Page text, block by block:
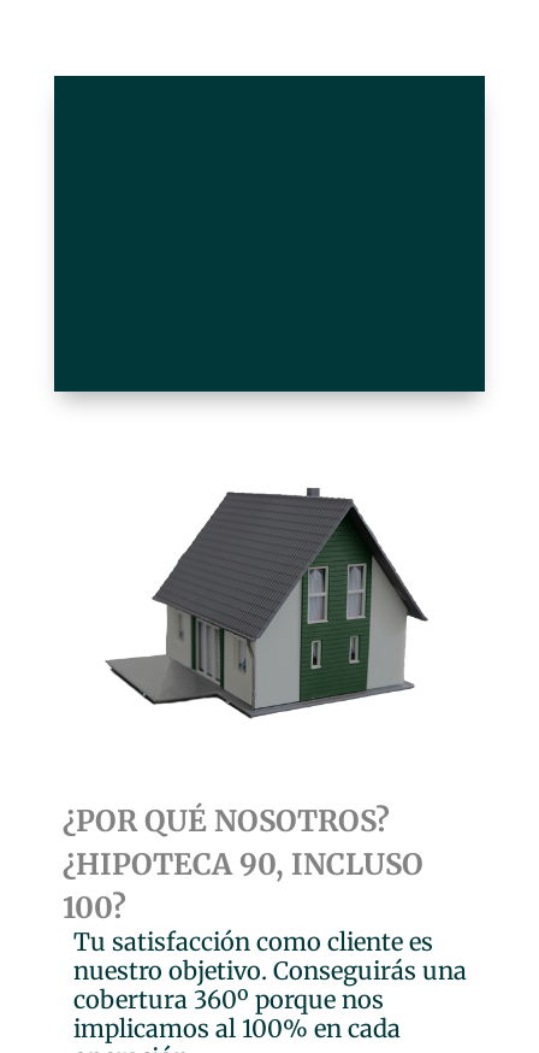
¿POR QUÉ NOSOTROS?
¿HIPOTECA 90, INCLUSO
100?
Tu satisfacción como cliente es
nuestro objetivo. Conseguirás una
cobertura 360º porque nos
implicamos al 100% en cada